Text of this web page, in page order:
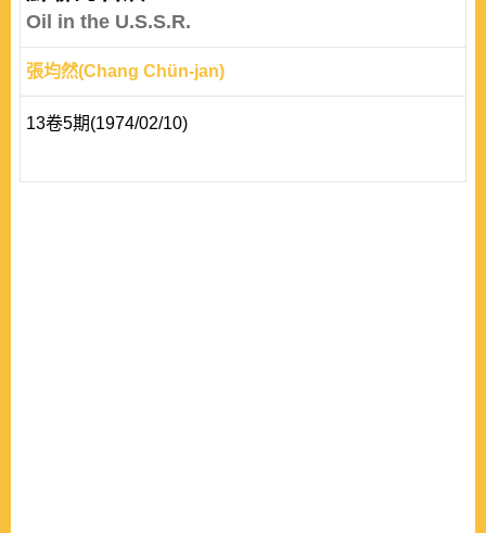
Oil in the U.S.S.R.
張均然(Chang Chün-jan)
13卷5期(1974/02/10)